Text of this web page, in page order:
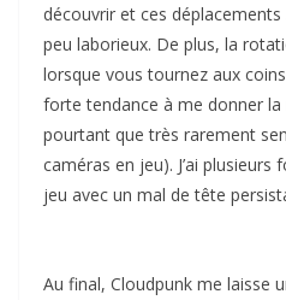
découvrir et ces
peu laborieux. De plus, la
lorsque vous tournez aux
forte tendance à me donner la
pourtant que très rarement
caméras en jeu). J’ai plusieurs
jeu avec un mal de tête
Au final, Cloudpunk me laisse